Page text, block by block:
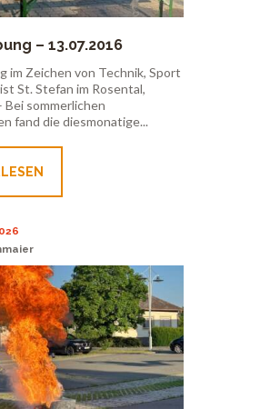
– 13.07.2016
im Zeichen von Technik, Sport
St. Stefan im Rosental,
Bei sommerlichen
fand die diesmonatige...